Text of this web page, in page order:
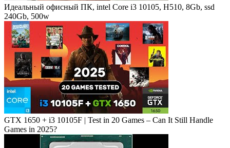
Идеальный офисный ПК, intel Core i3 10105, H510, 8Gb, ssd
240Gb, 500w
GTX 1650 + i3 10105F | Test in 20 Games – Can It Still Handle
Games in 2025?